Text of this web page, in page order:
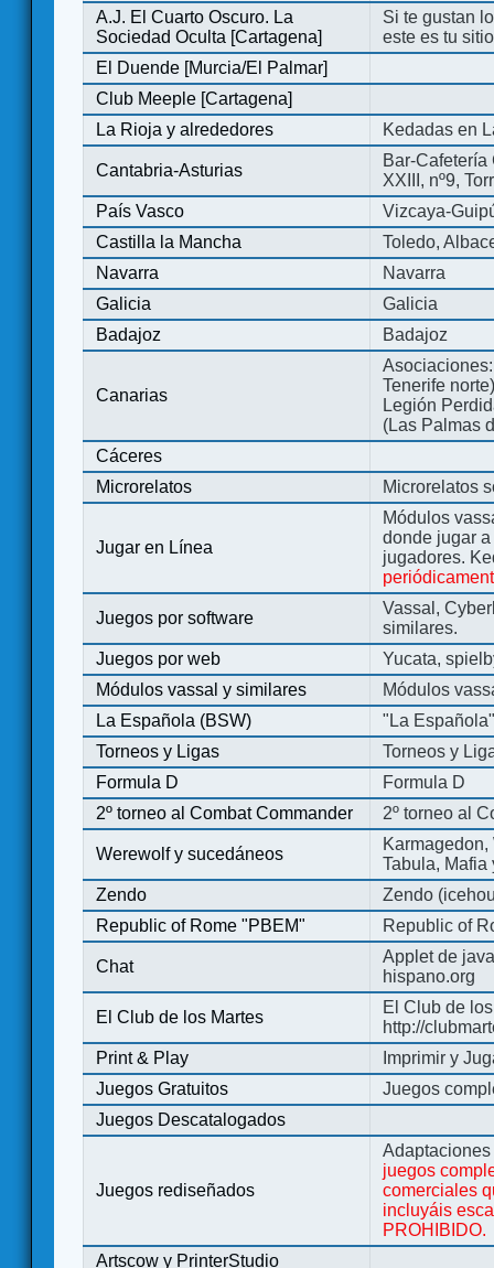
A.J. El Cuarto Oscuro. La
Sociedad Oculta [Cartagena]
Si te gustan
este es tu
El Duende [Murcia/El Palmar]
Club Meeple [Cartagena]
La Rioja y alrededores
Kedadas en
Cantabria-Asturias
Bar-
XXIII, nº9,
País Vasco
Vizcaya-
Castilla la Mancha
Toledo,
Navarra
Navarra
Galicia
Galicia
Badajoz
Badajoz
Canarias
Tenerife
Legión
(Las Palmas
Cáceres
Microrelatos
Microrelatos
Jugar en Línea
Módulos
donde jugar
jugadores.
Juegos por software
Vassal,
similares.
Juegos por web
Yucata,
Módulos vassal y similares
Módulos
La Española (BSW)
"La
Torneos y Ligas
Torneos y
Formula D
Formula D
2º torneo al Combat Commander
2º torneo al
Werewolf y sucedáneos
Tabula, Mafia
Zendo
Zendo
Republic of Rome "PBEM"
Republic of
Chat
Applet de
hispano.org
El Club de los Martes
El Club de
http://
Print & Play
Imprimir y
Juegos Gratuitos
Juegos
Juegos Descatalogados
Juegos rediseñados
juegos
comerciales
incluyáis
PROHIBIDO.
Artscow y PrinterStudio